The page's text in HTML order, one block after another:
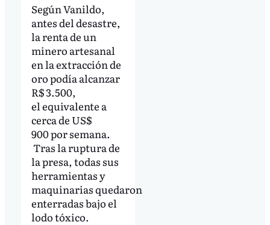
Según Vanildo,
antes del desastre,
la renta de un
minero artesanal
en la extracción de
oro podía alcanzar
R$ 3.500,
el equivalente a
cerca de US$
900 por semana.
Tras la ruptura de
la presa, todas sus
herramientas y
maquinarias quedaron
enterradas bajo el
lodo tóxico.